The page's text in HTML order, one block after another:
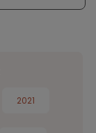
2021